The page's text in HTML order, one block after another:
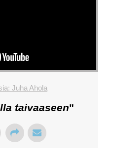
Juha Ahola
taivaaseen"